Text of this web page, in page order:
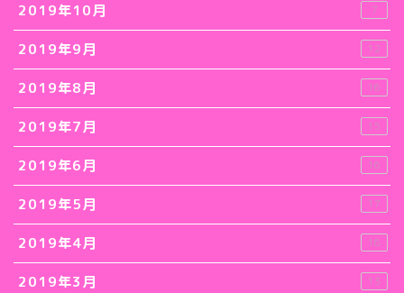
2019年10月 7
2019年9月 12
2019年8月 16
2019年7月 15
2019年6月 16
2019年5月 17
2019年4月 16
2019年3月 13